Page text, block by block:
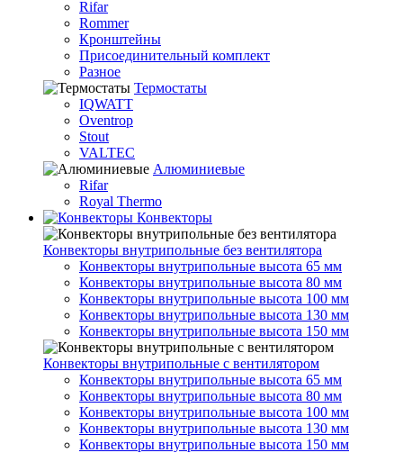
Rifar
Rommer
Кронштейны
Присоединительный комплект
Разное
Термостаты
IQWATT
Oventrop
Stout
VALTEC
Алюминиевые
Rifar
Royal Thermo
Конвекторы
Конвекторы внутрипольные без вентилятора
Конвекторы внутрипольные высота 65 мм
Конвекторы внутрипольные высота 80 мм
Конвекторы внутрипольные высота 100 мм
Конвекторы внутрипольные высота 130 мм
Конвекторы внутрипольные высота 150 мм
Конвекторы внутрипольные с вентилятором
Конвекторы внутрипольные высота 65 мм
Конвекторы внутрипольные высота 80 мм
Конвекторы внутрипольные высота 100 мм
Конвекторы внутрипольные высота 130 мм
Конвекторы внутрипольные высота 150 мм